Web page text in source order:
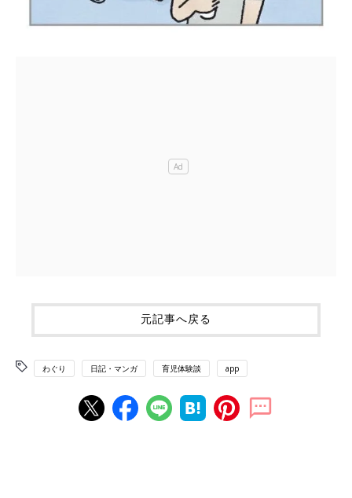
元記事へ戻る
わぐり 日記・マンガ 育児体験談 app